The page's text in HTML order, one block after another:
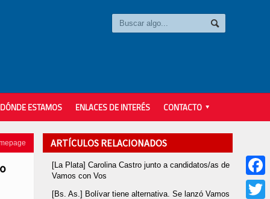
DÓNDE ESTAMOS ENLACES DE INTERÉS CONTACTO
ARTÍCULOS RELACIONADOS
[La Plata] Carolina Castro junto a candidatos/as de
Vamos con Vos
[Bs. As.] Bolívar tiene alternativa. Se lanzó Vamos